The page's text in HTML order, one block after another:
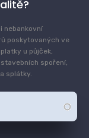
nebankovní
poskytovaných ve
u půjček,
spoření,
splátky.